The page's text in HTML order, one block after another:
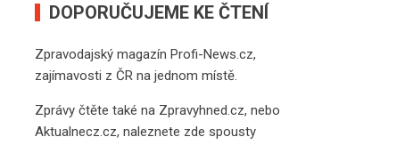
DOPORUČUJEME KE ČTENÍ
Zpravodajský magazín Profi-News.cz,
zajímavosti z ČR na jednom místě.
Zprávy čtěte také na Zpravyhned.cz, nebo
Aktualnecz.cz, naleznete zde spousty